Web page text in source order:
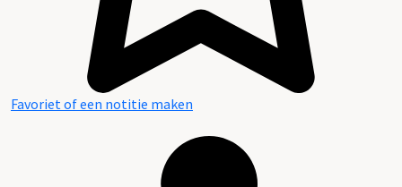
Favoriet of een notitie maken